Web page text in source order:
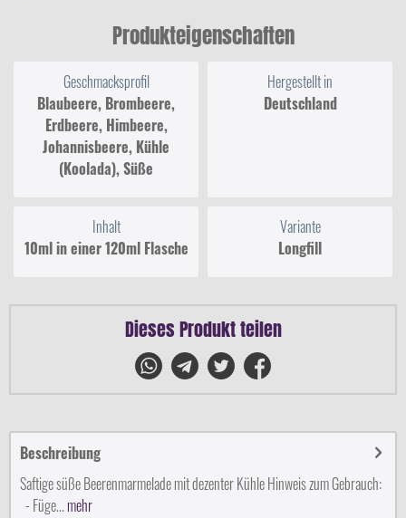
Produkteigenschaften
Geschmacksprofil
Blaubeere, Brombeere,
Erdbeere, Himbeere,
Johannisbeere, Kühle
(Koolada), Süße
Hergestellt in
Deutschland
Inhalt
10ml in einer 120ml Flasche
Variante
Longfill
Dieses Produkt teilen
Beschreibung
Saftige süße Beerenmarmelade mit dezenter Kühle Hinweis zum Gebrauch:
- Füge...mehr